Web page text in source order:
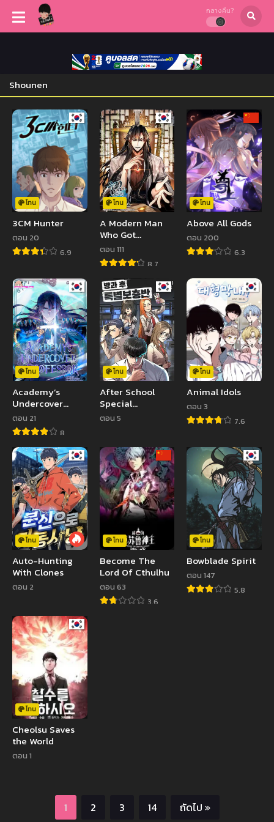
กลางคืน?
Shounen
โทน
3CM Hunter
ตอน 20
6.9
โทน
A Modern Man
Who Got
Transmigrated
Into the Murim
World
ตอน 111
8.7
โทน
Above All Gods
ตอน 200
6.3
โทน
Academy’s
Undercover
Professor
ตอน 21
8
โทน
After School
Special
Supplementary
ตอน 5
โทน
Animal Idols
ตอน 3
7.6
โทน
Auto-Hunting
With Clones
ตอน 2
โทน
Become The
Lord Of Cthulhu
ตอน 63
3.6
โทน
Bowblade Spirit
ตอน 147
5.8
โทน
Cheolsu Saves
the World
ตอน 1
1 2 3 14 ถัดไป »